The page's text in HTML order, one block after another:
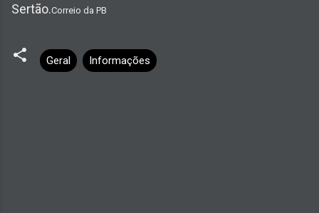
Sertão.Correio da PB
Geral Informações